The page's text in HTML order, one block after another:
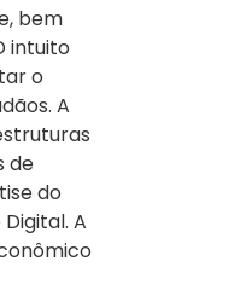
bem
intuito
o
A
de
do
A